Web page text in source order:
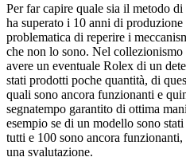
Per far capire quale sia il metodo
ha superato i 10 anni di
problematica di reperire i
che non lo sono. Nel
avere un eventuale Rolex di un
stati prodotti poche quantità, di
quali sono ancora funzionanti e
segnatempo garantito di ottima
esempio se di un modello sono
tutti e 100 sono ancora
una svalutazione.